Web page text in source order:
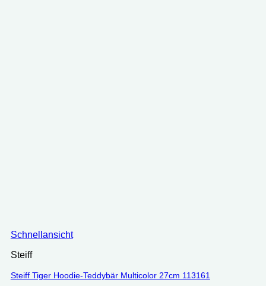
Schnellansicht
Steiff
Steiff Tiger Hoodie-Teddybär Multicolor 27cm 113161